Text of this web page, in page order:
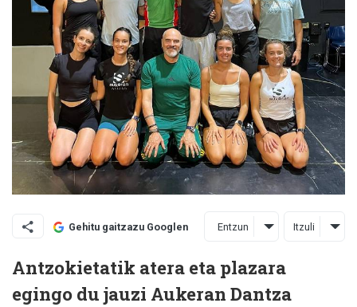
Gehitu gaitzazu Googlen Entzun Itzuli
Antzokietatik atera eta plazara
egingo du jauzi Aukeran Dantza